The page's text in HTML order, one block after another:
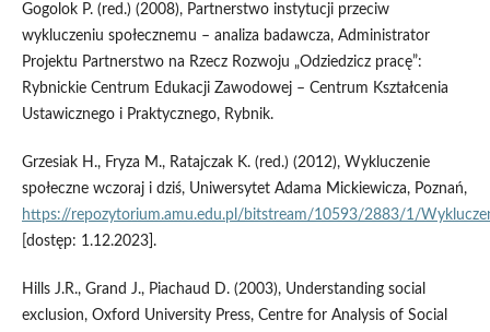
Gogolok P. (red.) (2008), Partnerstwo instytucji przeciw
wykluczeniu społecznemu – analiza badawcza, Administrator
Projektu Partnerstwo na Rzecz Rozwoju „Odziedzicz pracę”:
Rybnickie Centrum Edukacji Zawodowej – Centrum Kształcenia
Ustawicznego i Praktycznego, Rybnik.
Grzesiak H., Fryza M., Ratajczak K. (red.) (2012), Wykluczenie
społeczne wczoraj i dziś, Uniwersytet Adama Mickiewicza, Poznań,
https://repozytorium.amu.edu.pl/bitstream/10593/2883/1/
[dostęp: 1.12.2023].
Hills J.R., Grand J., Piachaud D. (2003), Understanding social
exclusion, Oxford University Press, Centre for Analysis of Social